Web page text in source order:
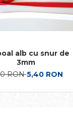
alb cu snur de
3mm
RON5,40 RON